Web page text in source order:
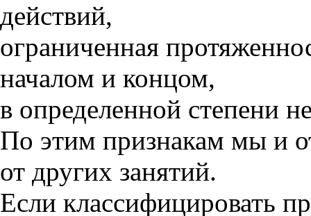
действий,
ограниченная
началом и концом,
в определенной степени
По этим признакам мы и
от других занятий.
Если классифицировать